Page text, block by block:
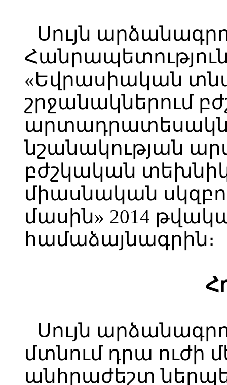
Սույն
«Եվրասիական
շրջանակներում
նշանակության
բժշկական
միասնական
մասին» 2014
համաձայնագրին։
Սույն
մտնում դրա ուժի
անհրաժեշտ